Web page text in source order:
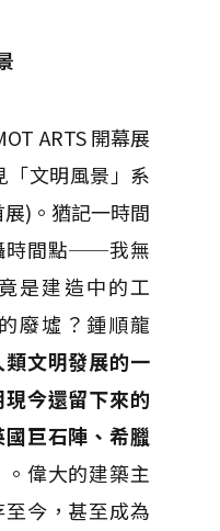
ARTS 開幕展
「文明風景」系
)。猶記一時間
時間點──我無
是建造中的工
廢墟？鍾順龍
文明發展的一
今還留下來的
巨石陣、希臘
。偉大的建築主
今，甚至成為